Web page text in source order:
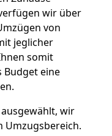
wir über
von
jeglicher
somit
Budget eine
wir
Umzugsbereich.